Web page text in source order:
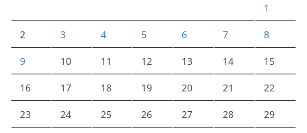
1
2 3 4 5 6 7 8
9 10 11 12 13 14 15
16 17 18 19 20 21 22
23 24 25 26 27 28 29